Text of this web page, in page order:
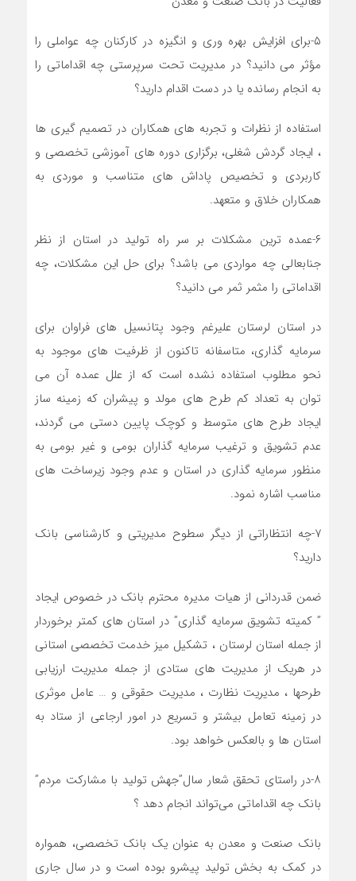
۵-برای افزایش بهره وری و انگیزه در کارکنان چه عواملی را
مؤثر می دانید؟ در مدیریت تحت سرپرستی چه اقداماتی را
به انجام رسانده یا در دست اقدام دارید؟
استفاده از نظرات و تجربه های همکاران در تصمیم گیری ها
، ایجاد گردش شغلی، برگزاری دوره های آموزشی تخصصی و
کاربردی و تخصیص پاداش های متناسب و موردی به
همکاران خلاق و متعهد.
۶-عمده ترین مشکلات بر سر راه تولید در استان از نظر
جنابعالی چه مواردی می باشد؟ برای حل این مشکلات، چه
اقداماتی را مثمر ثمر می دانید؟
در استان لرستان علیرغم وجود پتانسیل های فراوان برای
سرمایه گذاری، متاسفانه تاکنون از ظرفیت های موجود به
نحو مطلوب استفاده نشده است که از علل عمده آن می
توان به تعداد کم طرح های مولد و پیشران که زمینه ساز
ایجاد طرح های متوسط و کوچک پایین دستی می گردند،
عدم تشویق و ترغیب سرمایه گذاران بومی و غیر بومی به
منظور سرمایه گذاری در استان و عدم وجود زیرساخت های
مناسب اشاره نمود.
۷-چه انتظاراتی از دیگر سطوح مدیریتی و کارشناسی بانک
دارید؟
ضمن قدردانی از هیات مدیره محترم بانک در خصوص ایجاد
” کمیته تشویق سرمایه گذاری” در استان های کمتر برخوردار
از جمله استان لرستان ، تشکیل میز خدمت تخصصی استانی
در هریک از مدیریت های ستادی از جمله مدیریت ارزیابی
طرحها ، مدیریت نظارت ، مدیریت حقوقی و … عامل موثری
در زمینه تعامل بیشتر و تسریع در امور ارجاعی از ستاد به
استان ها و بالعکس خواهد بود.
۸-در راستای تحقق شعار سال”جهش تولید با مشارکت مردم”
بانک چه اقداماتی می‌تواند انجام دهد ؟
بانک صنعت و معدن به عنوان یک بانک تخصصی، همواره
در کمک به بخش تولید پیشرو بوده است و در سال جاری